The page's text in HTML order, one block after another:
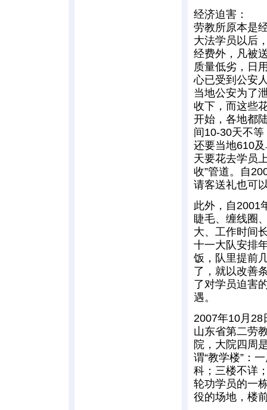
经济迫害：
劳教所原本是
大法学员以后
经费外，凡被
质量低劣，日
心已受到公安
当地公安为了
收下，而这些
开始，各地都
间10-30天不
还要当地610
天要花去学员
收”管道。自
请客送礼也可
此外，自2001
睫毛、缠线圈
大、工作时间
十一大队安排
饭，队里提前
了，就以改善
了对学员迫害
遇。
2007年10月28
山东省第二劳
院，大院四周
谓“教学楼”：
科；三楼不详
轮功学员的一
役的场地，楼